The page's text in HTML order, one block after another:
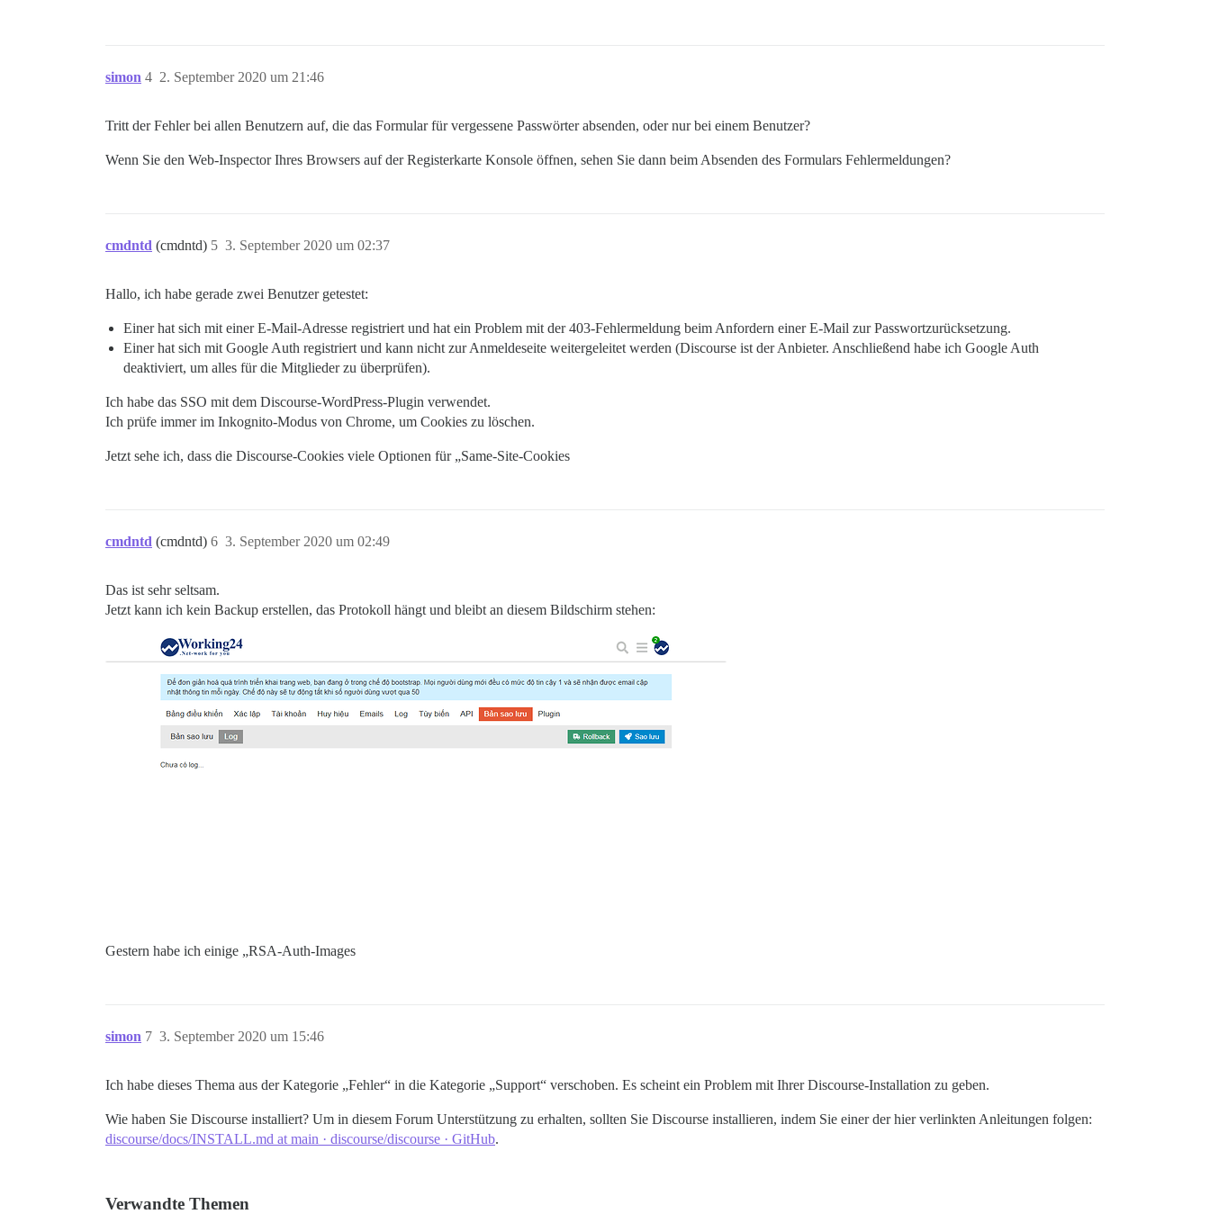
simon 2. September 2020 um 21:46
4
Tritt der Fehler bei allen Benutzern auf, die das Formular für vergessene Passwörter absenden, oder nur bei einem Benutzer?
Wenn Sie den Web-Inspector Ihres Browsers auf der Registerkarte Konsole öffnen, sehen Sie dann beim Absenden des Formulars Fehlermeldungen?
cmdntd (cmdntd) 3. September 2020 um 02:37
5
Hallo, ich habe gerade zwei Benutzer getestet:
Einer hat sich mit einer E-Mail-Adresse registriert und hat ein Problem mit der 403-Fehlermeldung beim Anfordern einer E-Mail zur Passwortzurücksetzung.
Einer hat sich mit Google Auth registriert und kann nicht zur Anmeldeseite weitergeleitet werden (Discourse ist der Anbieter. Anschließend habe ich Google Auth
deaktiviert, um alles für die Mitglieder zu überprüfen).
Ich habe das SSO mit dem Discourse-WordPress-Plugin verwendet.
Ich prüfe immer im Inkognito-Modus von Chrome, um Cookies zu löschen.
Jetzt sehe ich, dass die Discourse-Cookies viele Optionen für „Same-Site-Cookies
cmdntd (cmdntd) 3. September 2020 um 02:49
6
Das ist sehr seltsam.
Jetzt kann ich kein Backup erstellen, das Protokoll hängt und bleibt an diesem Bildschirm stehen:
Gestern habe ich einige „RSA-Auth-Images
simon 3. September 2020 um 15:46
7
Ich habe dieses Thema aus der Kategorie „Fehler“ in die Kategorie „Support“ verschoben. Es scheint ein Problem mit Ihrer Discourse-Installation zu geben.
Wie haben Sie Discourse installiert? Um in diesem Forum Unterstützung zu erhalten, sollten Sie Discourse installieren, indem Sie einer der hier verlinkten Anleitungen folgen:
discourse/docs/INSTALL.md at main · discourse/discourse · GitHub.
Verwandte Themen